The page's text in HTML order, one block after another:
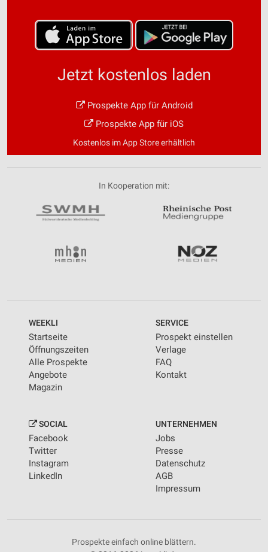
Jetzt kostenlos laden
Prospekte App für Android
Prospekte App für iOS
Kostenlos im App Store erhältlich
In Kooperation mit:
WEEKLI
Startseite
Öffnungszeiten
Alle Prospekte
Angebote
Magazin
SERVICE
Prospekt einstellen
Verlage
FAQ
Kontakt
SOCIAL
Facebook
Twitter
Instagram
LinkedIn
UNTERNEHMEN
Jobs
Presse
Datenschutz
AGB
Impressum
Prospekte einfach online blättern.